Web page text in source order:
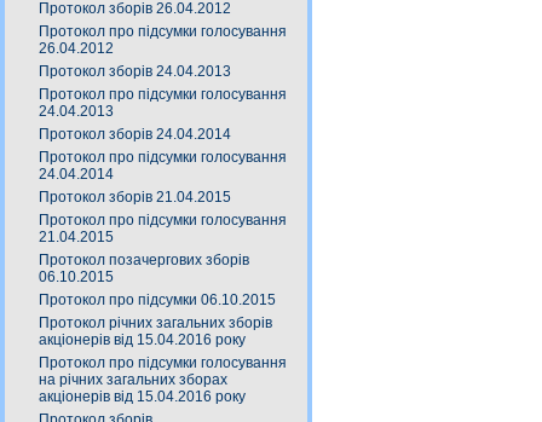
Протокол зборів 26.04.2012
Протокол про підсумки голосування
26.04.2012
Протокол зборів 24.04.2013
Протокол про підсумки голосування
24.04.2013
Протокол зборів 24.04.2014
Протокол про підсумки голосування
24.04.2014
Протокол зборів 21.04.2015
Протокол про підсумки голосування
21.04.2015
Протокол позачергових зборів
06.10.2015
Протокол про підсумки 06.10.2015
Протокол річних загальних зборів
акціонерів від 15.04.2016 року
Протокол про підсумки голосування
на річних загальних зборах
акціонерів від 15.04.2016 року